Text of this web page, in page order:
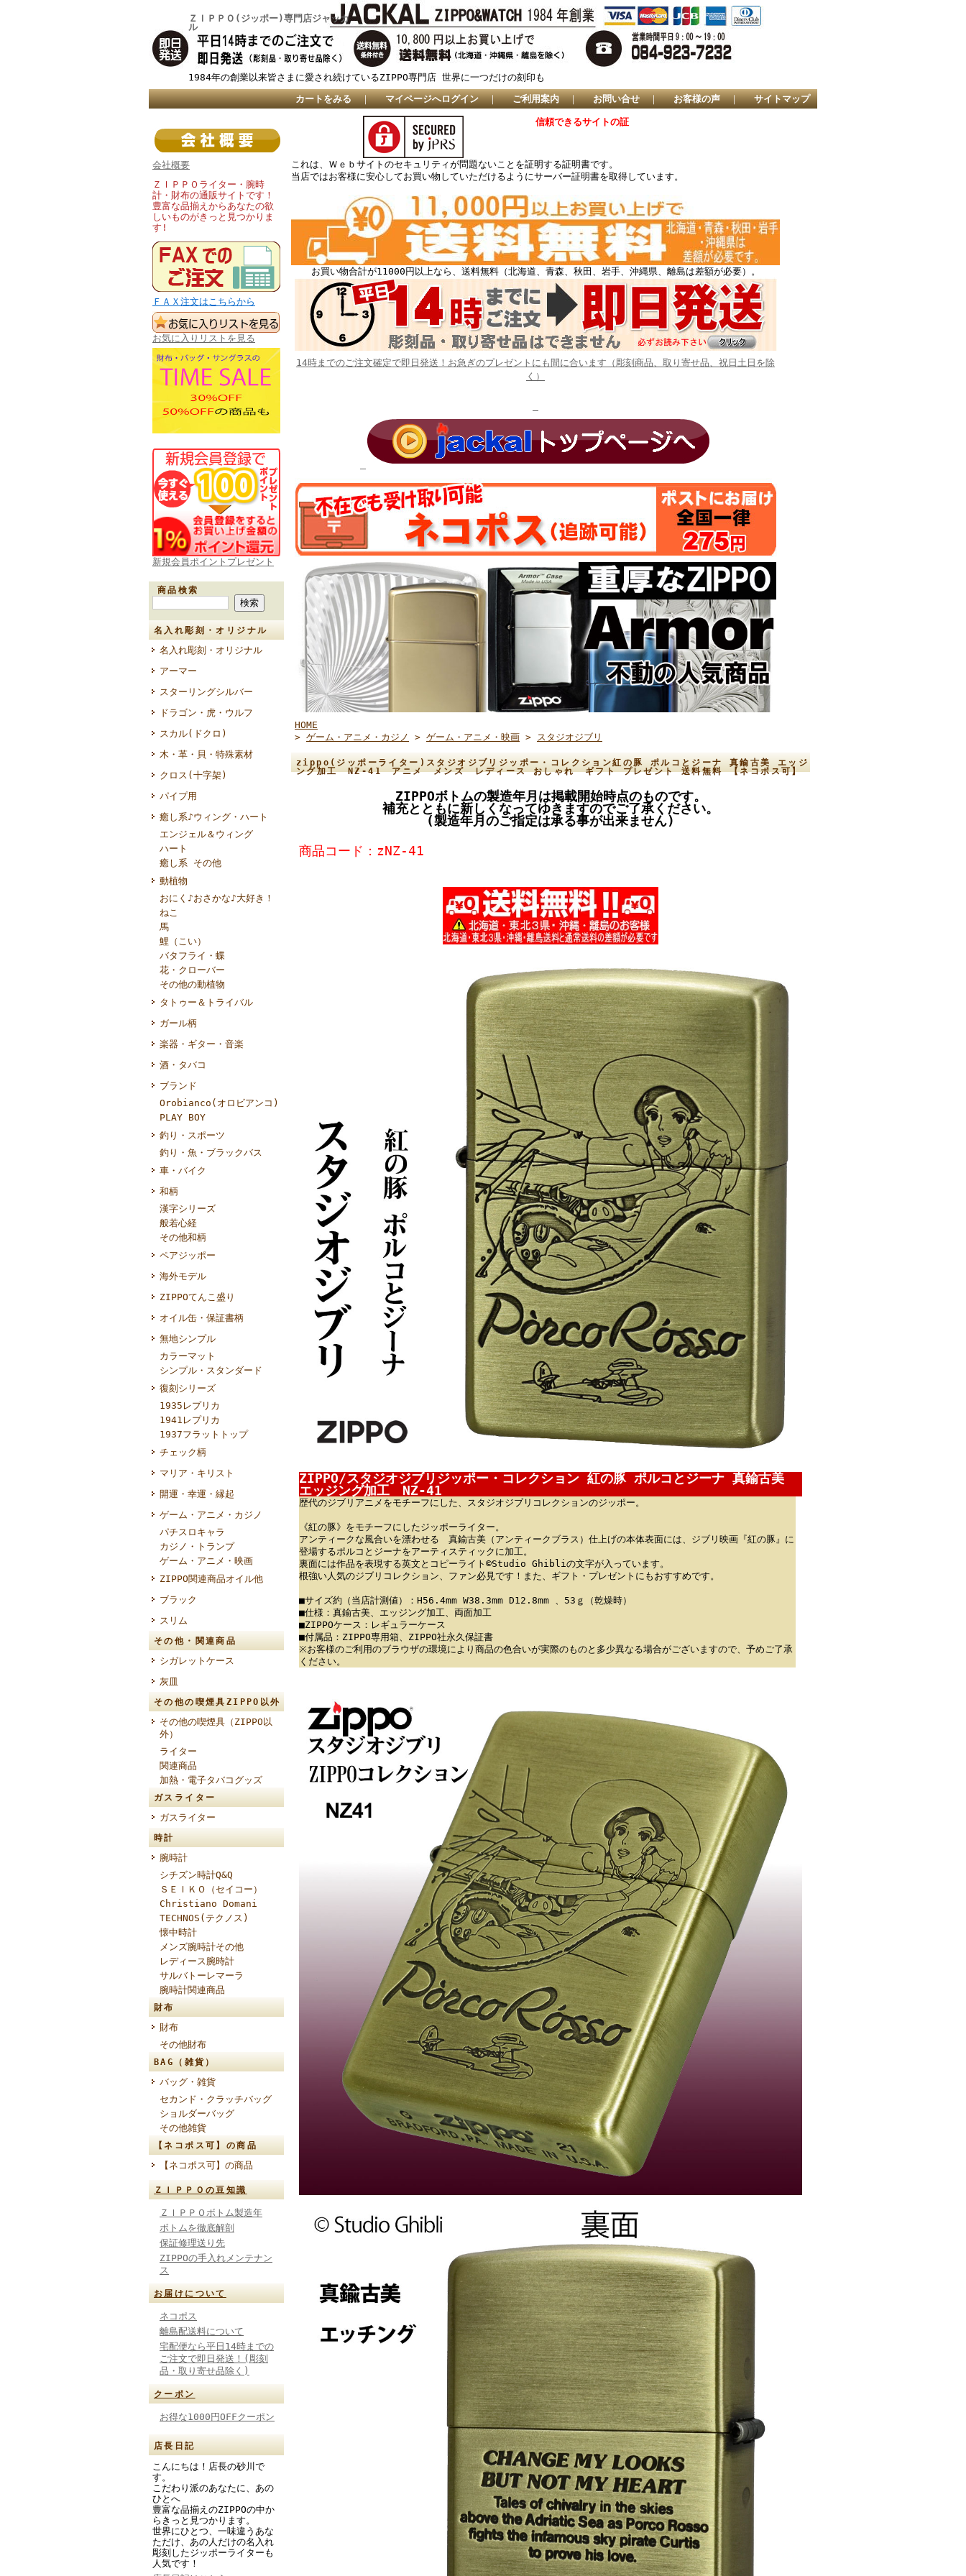
ＺＩＰＰＯ(ジッポー)専門店ジャッカ
ル
1984年の創業以来皆さまに愛され続けているZIPPO専門店 世界に一つだけの刻印も
カートをみる ｜ マイページへログイン ｜ ご利用案内 ｜ お問い合せ ｜ お客様の声 ｜ サイトマップ
会社概要
ＺＩＰＰＯライター・腕時
計・財布の通販サイトです！
豊富な品揃えからあなたの欲
しいものがきっと見つかりま
す!
ＦＡＸ注文はこちらから
お気に入りリストを見る
新規会員ポイントプレゼント
商品検索
名入れ彫刻・オリジナル
名入れ彫刻・オリジナル
アーマー
スターリングシルバー
ドラゴン・虎・ウルフ
スカル(ドクロ)
木・革・貝・特殊素材
クロス(十字架)
パイプ用
癒し系♪ウィング・ハート
エンジェル＆ウィング
ハート
癒し系 その他
動植物
おにく♪おさかな♪大好き！
ねこ
馬
鯉（こい）
バタフライ・蝶
花・クローバー
その他の動植物
タトゥー＆トライバル
ガール柄
楽器・ギター・音楽
酒・タバコ
ブランド
Orobianco(オロビアンコ)
PLAY BOY
釣り・スポーツ
釣り・魚・ブラックバス
車・バイク
和柄
漢字シリーズ
般若心経
その他和柄
ペアジッポー
海外モデル
ZIPPOてんこ盛り
オイル缶・保証書柄
無地シンプル
カラーマット
シンプル・スタンダード
復刻シリーズ
1935レプリカ
1941レプリカ
1937フラットトップ
チェック柄
マリア・キリスト
開運・幸運・縁起
ゲーム・アニメ・カジノ
パチスロキャラ
カジノ・トランプ
ゲーム・アニメ・映画
ZIPPO関連商品オイル他
ブラック
スリム
その他・関連商品
シガレットケース
灰皿
その他の喫煙具ZIPPO以外
その他の喫煙具（ZIPPO以
外）
ライター
関連商品
加熱・電子タバコグッズ
ガスライター
ガスライター
時計
腕時計
シチズン時計Q&Q
ＳＥＩＫＯ（セイコー）
Christiano Domani
TECHNOS(テクノス)
懐中時計
メンズ腕時計その他
レディース腕時計
サルバトーレマーラ
腕時計関連商品
財布
財布
その他財布
BAG（雑貨）
バッグ・雑貨
セカンド・クラッチバッグ
ショルダーバッグ
その他雑貨
【ネコポス可】の商品
【ネコポス可】の商品
ＺＩＰＰＯの豆知識
ＺＩＰＰＯボトム製造年
ボトムを徹底解剖
保証修理送り先
ZIPPOの手入れメンテナン
ス
お届けについて
ネコポス
離島配送料について
宅配便なら平日14時までの
ご注文で即日発送！(彫刻
品・取り寄せ品除く)
クーポン
お得な1000円OFFクーポン
店長日記
こんにちは！店長の砂川で
す。
こだわり派のあなたに、あの
ひとへ
豊富な品揃えのZIPPOの中か
らきっと見つかります。
世界にひとつ、一味違うあな
ただけ、あの人だけの名入れ
彫刻したジッポーライターも
人気です！
信頼できるサイトの証
これは、Ｗｅｂサイトのセキュリティが問題ないことを証明する証明書です。
当店ではお客様に安心してお買い物していただけるようにサーバー証明書を取得しています。
お買い物合計が11000円以上なら、送料無料（北海道、青森、秋田、岩手、沖縄県、離島は差額が必要）。
14時までのご注文確定で即日発送！お急ぎのプレゼントにも間に合います（彫刻商品、取り寄せ品、祝日土日を除
く）
HOME
> ゲーム・アニメ・カジノ > ゲーム・アニメ・映画 > スタジオジブリ
zippo(ジッポーライター)スタジオジブリジッポー・コレクション紅の豚 ポルコとジーナ 真鍮古美 エッジ
ング加工 NZ-41 アニメ メンズ レディース おしゃれ ギフト プレゼント 送料無料 【ネコポス可】
ZIPPOボトムの製造年月は掲載開始時点のものです。
補充とともに新しくなってゆきますのでご了承ください。
(製造年月のご指定は承る事が出来ません)
商品コード：zNZ-41
ZIPPO/スタジオジブリジッポー・コレクション 紅の豚 ポルコとジーナ 真鍮古美
エッジング加工 NZ-41
歴代のジブリアニメをモチーフにした、スタジオジブリコレクションのジッポー。
《紅の豚》をモチーフにしたジッポーライター。
アンティークな風合いを漂わせる 真鍮古美（アンティークブラス）仕上げの本体表面には、ジブリ映画『紅の豚』に
登場するポルコとジーナをアーティスティックに加工。
裏面には作品を表現する英文とコピーライト©Studio Ghibliの文字が入っています。
根強い人気のジブリコレクション、ファン必見です！また、ギフト・プレゼントにもおすすめです。
■サイズ約（当店計測値）：H56.4mm W38.3mm D12.8mm 、53ｇ（乾燥時）
■仕様：真鍮古美、エッジング加工、両面加工
■ZIPPOケース：レギュラーケース
■付属品：ZIPPO専用箱、ZIPPO社永久保証書
※お客様のご利用のブラウザの環境により商品の色合いが実際のものと多少異なる場合がございますので、予めご了承
ください。